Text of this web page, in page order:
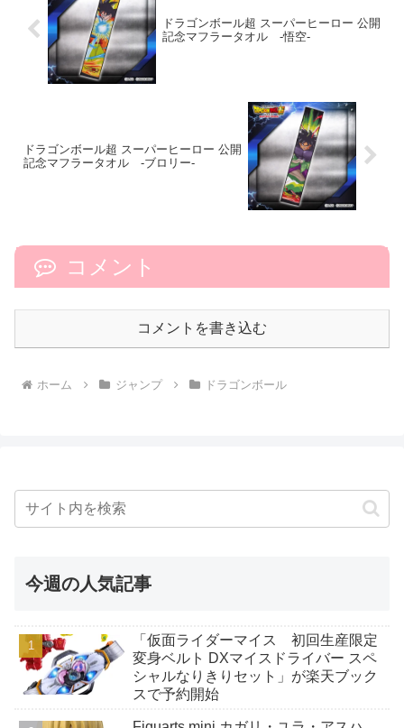
ドラゴンボール超 スーパーヒーロー 公開
記念マフラータオル -悟空-
ドラゴンボール超 スーパーヒーロー 公開
記念マフラータオル -ブロリー-
コメント
コメントを書き込む
ホーム ジャンプ ドラゴンボール
今週の人気記事
「仮面ライダーマイス 初回生産限定
変身ベルト DXマイスドライバー スペ
シャルなりきりセット」が楽天ブック
スで予約開始